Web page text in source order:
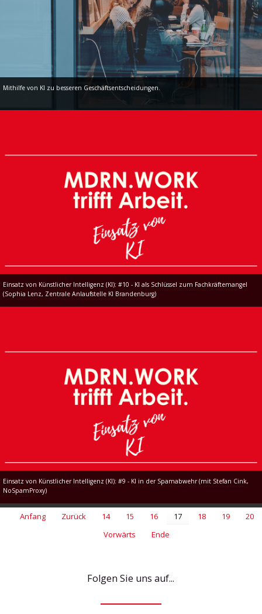
Mithilfe von KI zu besseren Geschäftsentscheidungen.
Einsatz von Künstlicher Intelligenz (KI): #10 - KI als Schlüssel zum Fachkräftemangel
(Sophia Lenz, Zentrale Anlaufstelle KI Brandenburg)
Einsatz von Künstlicher Intelligenz (KI): #9 - KI in der Spamabwehr (mit Stefan Cink,
NoSpamProxy)
Anfang Zurück 14 15 16 17 18 19
20
Vorwärts
Ende
Folgen Sie uns auf...